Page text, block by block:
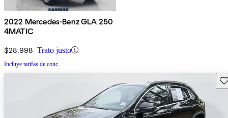
2022 Mercedes-Benz GLA 250
4MATIC
$28,998 Trato justo
Incluye tarifas de conc.